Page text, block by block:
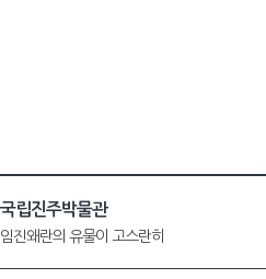
국립진주박물관
임진왜란의 유물이 고스란히